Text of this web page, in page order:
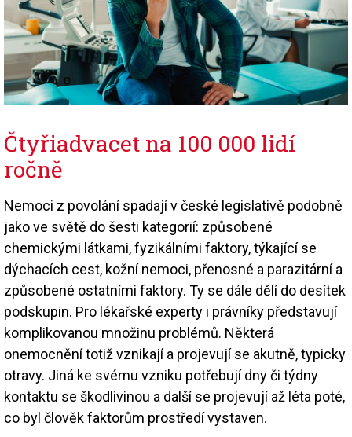
Čtyřiadvacet na 100 000 lidí
ročně
Nemoci z povolání spadají v české legislativě podobně
jako ve světě do šesti kategorií: způsobené
chemickými látkami, fyzikálními faktory, týkající se
dýchacích cest, kožní nemoci, přenosné a parazitární a
způsobené ostatními faktory. Ty se dále dělí do desítek
podskupin. Pro lékařské experty i právníky představují
komplikovanou množinu problémů. Některá
onemocnění totiž vznikají a projevují se akutně, typicky
otravy. Jiná ke svému vzniku potřebují dny či týdny
kontaktu se škodlivinou a další se projevují až léta poté,
co byl člověk faktorům prostředí vystaven.